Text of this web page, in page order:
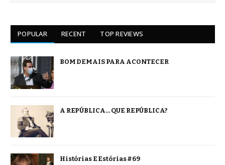
POPULAR RECENT TOP REVIEWS
BOM DEMAIS PARA ACONTECER
A REPÚBLICA… QUE REPÚBLICA?
Histórias E Estórias #69